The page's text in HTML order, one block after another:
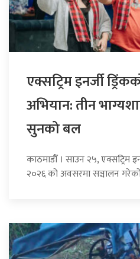
एक्सट्रिम इनर्जी
अभियान: तीन
सुनको बल
काठमाडौँ । साउन २५, एक्सट्रिम
२०२६ को अवसरमा सञ्चालन गरेको